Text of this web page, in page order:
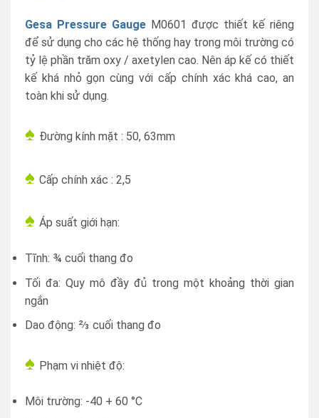
Gesa Pressure Gauge M0601 được thiết kế riêng
để sử dụng cho các hệ thống hay trong môi trường có
tỷ lệ phần trăm oxy / axetylen cao. Nên áp kế có thiết
kế khá nhỏ gọn cùng với cấp chính xác khá cao, an
toàn khi sử dụng.
♠ Đường kính mặt : 50, 63mm
♠ Cấp chính xác : 2,5
♠ Áp suất giới hạn:
Tĩnh: ¾ cuối thang đo
Tối đa: Quy mô đầy đủ trong một khoảng thời gian
ngắn
Dao động: ⅔ cuối thang đo
♠ Phạm vi nhiệt độ:
Môi trường: -40 + 60 °C